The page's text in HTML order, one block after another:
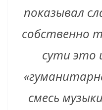
показывал
собственно
сути это
смесь